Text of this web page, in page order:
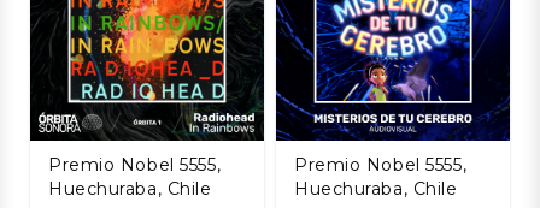
Premio Nobel 5555,
Huechuraba, Chile
Premio Nobel 5555,
Huechuraba, Chile